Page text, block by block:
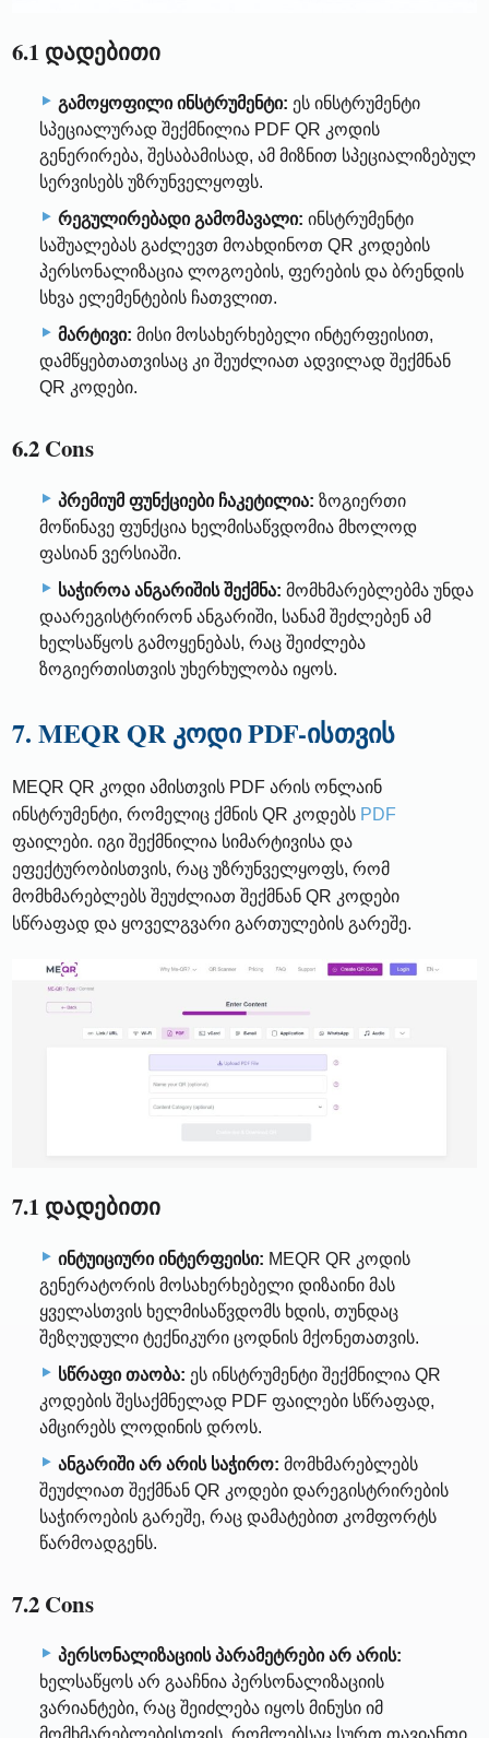
6.1 დადებითი
გამოყოფილი ინსტრუმენტი: ეს ინსტრუმენტი
სპეციალურად შექმნილია PDF QR კოდის
გენერირება, შესაბამისად, ამ მიზნით სპეციალიზებულ
სერვისებს უზრუნველყოფს.
რეგულირებადი გამომავალი: ინსტრუმენტი
საშუალებას გაძლევთ მოახდინოთ QR კოდების
პერსონალიზაცია ლოგოების, ფერების და ბრენდის
სხვა ელემენტების ჩათვლით.
მარტივი: მისი მოსახერხებელი ინტერფეისით,
დამწყებთათვისაც კი შეუძლიათ ადვილად შექმნან
QR კოდები.
6.2 Cons
პრემიუმ ფუნქციები ჩაკეტილია: ზოგიერთი
მოწინავე ფუნქცია ხელმისაწვდომია მხოლოდ
ფასიან ვერსიაში.
საჭიროა ანგარიშის შექმნა: მომხმარებლებმა უნდა
დაარეგისტრირონ ანგარიში, სანამ შეძლებენ ამ
ხელსაწყოს გამოყენებას, რაც შეიძლება
ზოგიერთისთვის უხერხულობა იყოს.
7. MEQR QR კოდი PDF-ისთვის
MEQR QR კოდი ამისთვის PDF არის ონლაინ
ინსტრუმენტი, რომელიც ქმნის QR კოდებს PDF
ფაილები. იგი შექმნილია სიმარტივისა და
ეფექტურობისთვის, რაც უზრუნველყოფს, რომ
მომხმარებლებს შეუძლიათ შექმნან QR კოდები
სწრაფად და ყოველგვარი გართულების გარეშე.
7.1 დადებითი
ინტუიციური ინტერფეისი: MEQR QR კოდის
გენერატორის მოსახერხებელი დიზაინი მას
ყველასთვის ხელმისაწვდომს ხდის, თუნდაც
შეზღუდული ტექნიკური ცოდნის მქონეთათვის.
სწრაფი თაობა: ეს ინსტრუმენტი შექმნილია QR
კოდების შესაქმნელად PDF ფაილები სწრაფად,
ამცირებს ლოდინის დროს.
ანგარიში არ არის საჭირო: მომხმარებლებს
შეუძლიათ შექმნან QR კოდები დარეგისტრირების
საჭიროების გარეშე, რაც დამატებით კომფორტს
წარმოადგენს.
7.2 Cons
პერსონალიზაციის პარამეტრები არ არის:
ხელსაწყოს არ გააჩნია პერსონალიზაციის
ვარიანტები, რაც შეიძლება იყოს მინუსი იმ